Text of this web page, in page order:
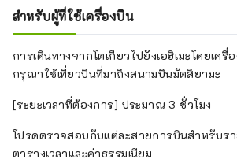
สำหรับผู้ที่ใช้เครื่องบิน
การเดินทางจากโตเกียวไปยังเอฮิเมะโดยเครื่
กรุณาใช้เที่ยวบินที่มาถึงสนามบินมัตสึยามะ
[ระยะเวลาที่ต้องการ] ประมาณ 3 ชั่วโมง
โปรดตรวจสอบกับแต่ละสายการบินสำหรับรา
ตารางเวลาและค่าธรรมเนียม